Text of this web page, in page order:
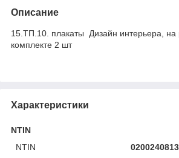
Описание
15.ТП.10. плакаты Дизайн интерьера, на
комплекте 2 шт
Характеристики
NTIN
NTIN